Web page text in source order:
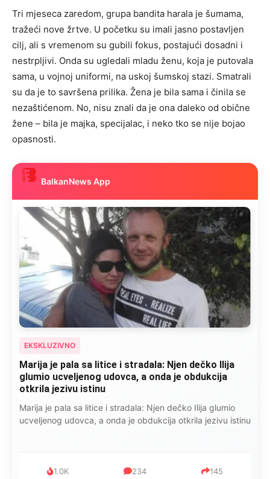
Tri mjeseca zaredom, grupa bandita harala je šumama,
tražeći nove žrtve. U početku su imali jasno postavljen
cilj, ali s vremenom su gubili fokus, postajući dosadni i
nestrpljivi. Onda su ugledali mladu ženu, koja je putovala
sama, u vojnoj uniformi, na uskoj šumskoj stazi. Smatrali
su da je to savršena prilika. Žena je bila sama i činila se
nezaštićenom. No, nisu znali da je ona daleko od obične
žene – bila je majka, specijalac, i neko tko se nije bojao
opasnosti.
BalkanNews App
EKSKLUZIVNO
Marija je pala sa litice i stradala: Njen dečko Ilija
glumio ucveljenog udovca, a onda je obdukcija
otkrila jezivu istinu
Marija je pala sa litice i stradala: Njen dečko Ilija glumio
ucveljenog udovca, a onda je obdukcija otkrila jezivu istinu
1.0K 234 145